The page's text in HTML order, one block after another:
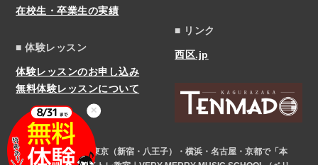
在校生・卒業生の実績
■ 体験レッスン
体験レッスンのお申し込み
無料体験レッスンについて
■ リンク
西区.jp
COPYRIGHT © 東京（新宿・八王子）・横浜・名古屋・京都で「本
✕